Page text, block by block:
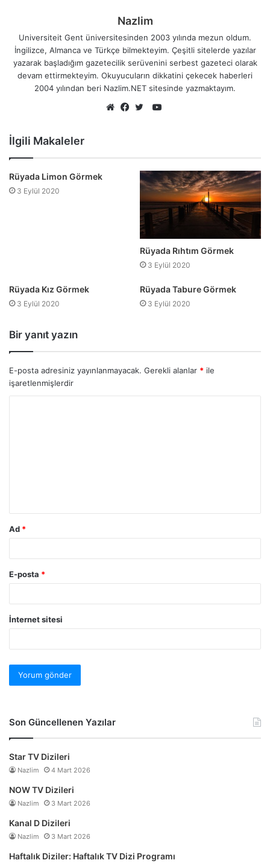
Nazlim
Universiteit Gent üniversitesinden 2003 yılında mezun oldum.
İngilizce, Almanca ve Türkçe bilmekteyim. Çeşitli sitelerde yazılar
yazarak başladığım gazetecilik serüvenini serbest gazeteci olarak
devam ettirmekteyim. Okuyucuların dikkatini çekecek haberleri
2004 yılından beri Nazlim.NET sitesinde yazmaktayım.
YouTube
İlgili Makaleler
Rüyada Limon Görmek
3 Eylül 2020
Rüyada Rıhtım Görmek
3 Eylül 2020
Rüyada Kız Görmek
3 Eylül 2020
Rüyada Tabure Görmek
3 Eylül 2020
Bir yanıt yazın
E-posta adresiniz yayınlanmayacak. Gerekli alanlar * ile
işaretlenmişlerdir
Ad *
E-posta *
İnternet sitesi
Son Güncellenen Yazılar
Star TV Dizileri
Nazlim 4 Mart 2026
NOW TV Dizileri
Nazlim 3 Mart 2026
Kanal D Dizileri
Nazlim 3 Mart 2026
Haftalık Diziler: Haftalık TV Dizi Programı